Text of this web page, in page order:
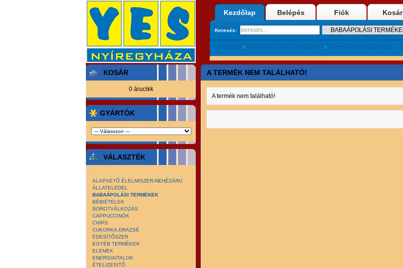
Kezdőlap Belépés Fiók Kosár
Keresés:
Kezdőlap > BABAÁPOLÁSI TERMÉKEK > A termék nem található!
KOSÁR
0 árucikk
GYÁRTÓK
VÁLASZTÉK
ALAPVETŐ ÉLELMISZER-NEHÉZÁRU
ÁLLATELEDEL
BABAÁPOLÁSI TERMÉKEK
BÉBIÉTELEK
BOROTVÁLKOZÁS
CAPPUCCINÓK
CHIPS
CUKORKA,DRAZSÉ
ÉDESÍTŐSZER
EGYÉB TERMÉKEK
ELEMEK
ENERGIAITALOK
ÉTELIZESITŐ
A TERMÉK NEM TALÁLHATÓ!
A termék nem található!